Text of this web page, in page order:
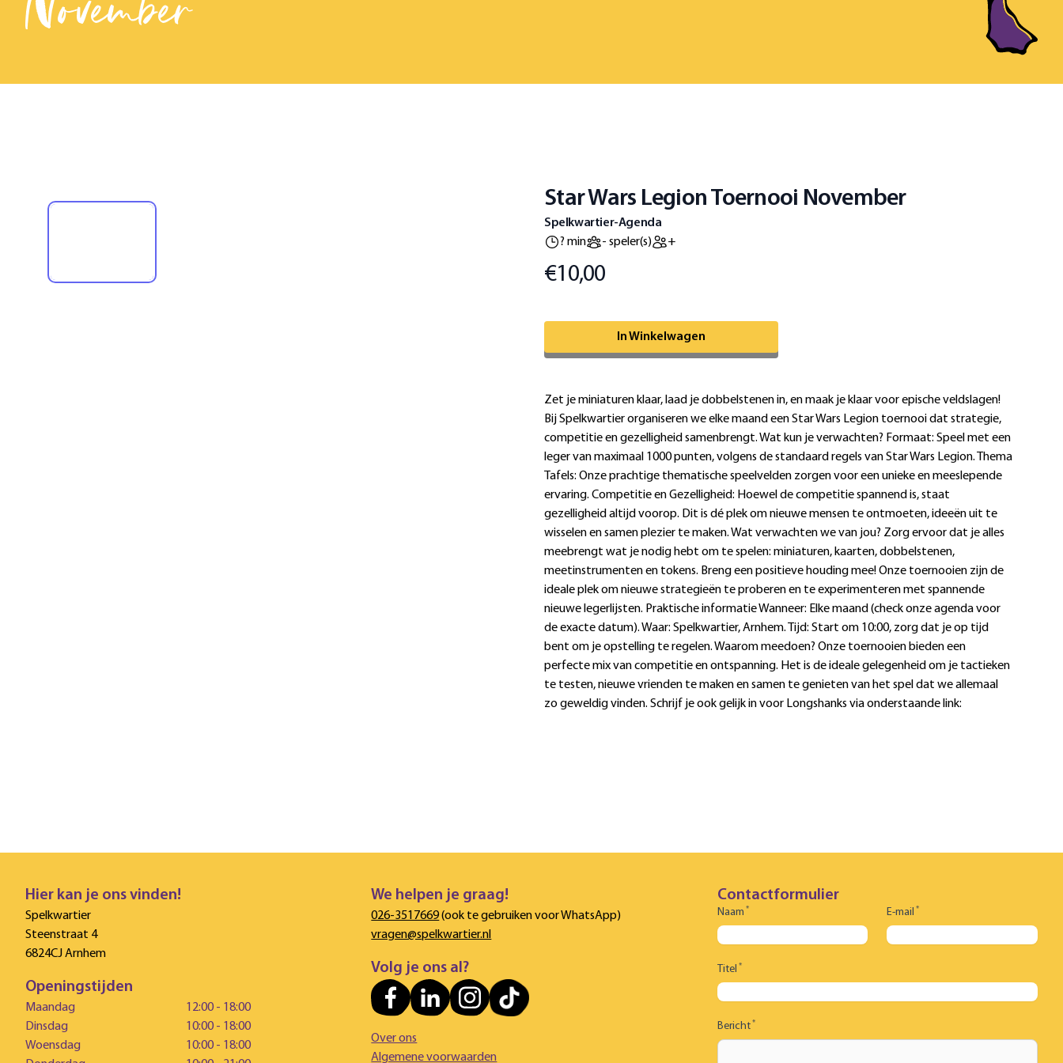
Star Wars Legion Toernooi November
Spelkwartier-Agenda
? min
- speler(s) +
Prijs
€10,00
In Winkelwagen
Extra informatie
Zet je miniaturen klaar, laad je dobbelstenen in, en maak je klaar voor epische veldslagen!
Bij Spelkwartier organiseren we elke maand een Star Wars Legion toernooi dat strategie,
competitie en gezelligheid samenbrengt. Wat kun je verwachten? Formaat: Speel met een
leger van maximaal 1000 punten, volgens de standaard regels van Star Wars Legion. Thema
Tafels: Onze prachtige thematische speelvelden zorgen voor een unieke en meeslepende
ervaring. Competitie en Gezelligheid: Hoewel de competitie spannend is, staat
gezelligheid altijd voorop. Dit is dé plek om nieuwe mensen te ontmoeten, ideeën uit te
wisselen en samen plezier te maken. Wat verwachten we van jou? Zorg ervoor dat je alles
meebrengt wat je nodig hebt om te spelen: miniaturen, kaarten, dobbelstenen,
meetinstrumenten en tokens. Breng een positieve houding mee! Onze toernooien zijn de
ideale plek om nieuwe strategieën te proberen en te experimenteren met spannende
nieuwe legerlijsten. Praktische informatie Wanneer: Elke maand (check onze agenda voor
de exacte datum). Waar: Spelkwartier, Arnhem. Tijd: Start om 10:00, zorg dat je op tijd
bent om je opstelling te regelen. Waarom meedoen? Onze toernooien bieden een
perfecte mix van competitie en ontspanning. Het is de ideale gelegenheid om je tactieken
te testen, nieuwe vrienden te maken en samen te genieten van het spel dat we allemaal
zo geweldig vinden. Schrijf je ook gelijk in voor Longshanks via onderstaande link:
Hier kan je ons vinden!
Spelkwartier
Steenstraat 4
6824CJ Arnhem
Openingstijden
Maandag
12:00 - 18:00
Dinsdag
10:00 - 18:00
Woensdag
10:00 - 18:00
We helpen je graag!
026-3517669(ook te gebruiken voor WhatsApp)
vragen@spelkwartier.nl
Volg je ons al?
Over ons
Algemene voorwaarden
Contactformulier
Naam * E-mail *
Titel *
Bericht*